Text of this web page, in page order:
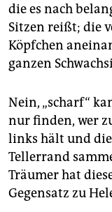
die es nach
Sitzen reißt; die
Köpfchen
ganzen
Nein, „scharf“
nur finden, wer
links hält und
Tellerrand
Träumer hat
Gegensatz zu